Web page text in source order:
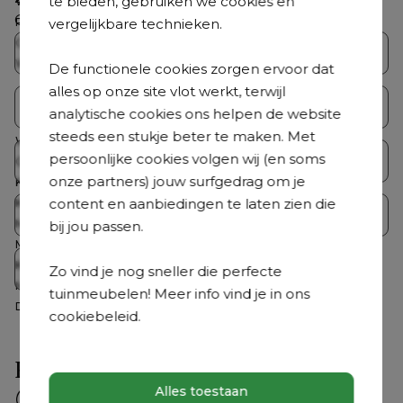
vergelijkbare technieken.
De functionele cookies zorgen ervoor dat
alles op onze site vlot werkt, terwijl
analytische cookies ons helpen de website
steeds een stukje beter te maken. Met
persoonlijke cookies volgen wij (en soms
onze partners) jouw surfgedrag om je
content en aanbiedingen te laten zien die
bij jou passen.
Zo vind je nog sneller die perfecte
tuinmeubelen! Meer info vind je in ons
cookiebeleid.
Alles toestaan
Roestvrij frame
Ja
Coating
Weerbestendigheid tuinmeubel
Dit tuinmeubel zet je in de herfst
je afschermen met een
beschermhoes.
Waterbestendigheid kussens
Nee
Garantie
2 jaar garantie
Kleur zitting
Grijs
Kleur tafelblad
Naturel
Materiaal zitting
Materiaal tafelblad
Kleur
Grijs, Naturel, Wit
Materiaal
Aluminium, Polywood, Textilene
Detailkleur tafelblad
Ontdek ons volledig aanbod
Tuintafelsets Tuintafels
Tuinstoelen Ligstoelen
Op = Op
Hulp nodig?
Veelgestelde vragen